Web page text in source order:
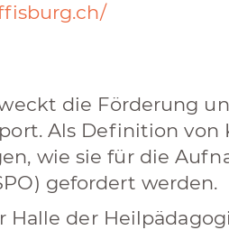
die Förderung
Als Definition von
wie sie für die
gefordert werden.
der